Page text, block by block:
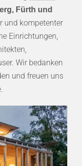
Fürth und
und kompetenter
Einrichtungen,
Wir bedanken
und freuen uns